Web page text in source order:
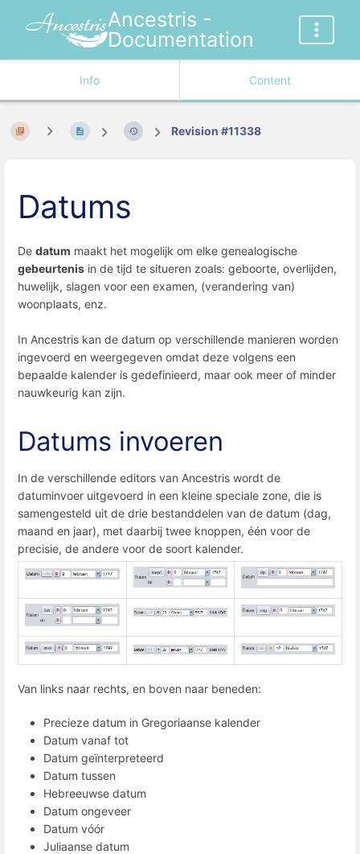
Ancestris -
Documentation
Info Content
Revision #11338
Datums
De datum maakt het mogelijk om elke genealogische
gebeurtenis in de tijd te situeren zoals: geboorte, overlijden,
huwelijk, slagen voor een examen, (verandering van)
woonplaats, enz.
In Ancestris kan de datum op verschillende manieren worden
ingevoerd en weergegeven omdat deze volgens een
bepaalde kalender is gedefinieerd, maar ook meer of minder
nauwkeurig kan zijn.
Datums invoeren
In de verschillende editors van Ancestris wordt de
datuminvoer uitgevoerd in een kleine speciale zone, die is
samengesteld uit de drie bestanddelen van de datum (dag,
maand en jaar), met daarbij twee knoppen, één voor de
precisie, de andere voor de soort kalender.
Van links naar rechts, en boven naar beneden:
Precieze datum in Gregoriaanse kalender
Datum vanaf tot
Datum geïnterpreteerd
Datum tussen
Hebreeuwse datum
Datum ongeveer
Datum vóór
Juliaanse datum